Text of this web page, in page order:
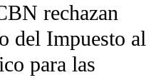
rechazan
del Impuesto al
para las